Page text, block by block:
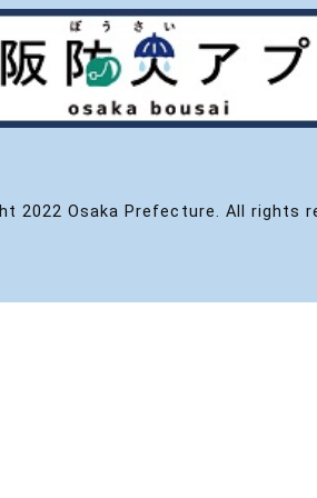
2022 Osaka Prefecture. All rights